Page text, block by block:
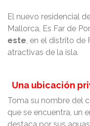
El nuevo residencial
Mallorca, Es Far de
este, en el distrito de
atractivas de la isla.
Una ubicación
Toma su nombre del
que se encuentra, un